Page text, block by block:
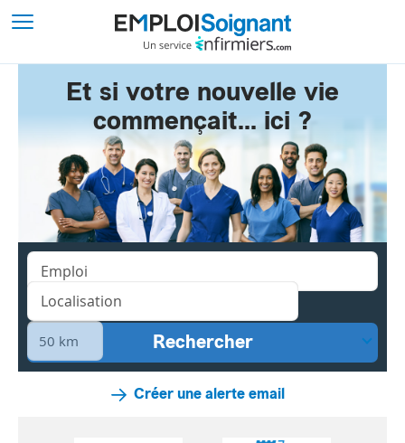
Et si votre nouvelle vie
commençait... ici ?
Créer une alerte email